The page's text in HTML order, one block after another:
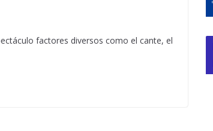
factores diversos como el cante, el